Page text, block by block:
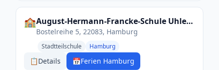
🏫 August-Hermann-Francke-Schule Uhlenhorst
Bostelreihe 5, 22083, Hamburg
Stadtteilschule Hamburg
📋Details 📅Ferien Hamburg